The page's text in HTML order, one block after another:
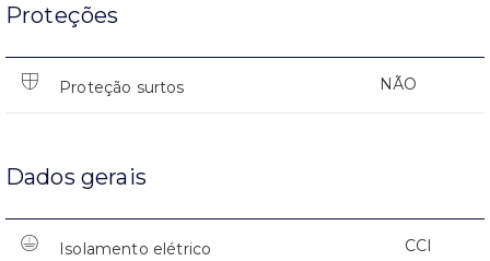
Proteções
Proteção surtos NÃO
Dados gerais
Isolamento elétrico CCI